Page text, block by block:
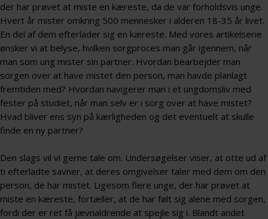
der har prøvet at miste en kæreste, da de var forholdsvis unge.
Hvert år mister omkring 500 mennesker i alderen 18-35 år livet.
En del af dem efterlader sig en kæreste. Med vores artikelserie
ønsker vi at belyse, hvilken sorgproces man går igennem, når
man som ung mister sin partner. Hvordan bearbejder man
sorgen over at have mistet den person, man havde planlagt
fremtiden med? Hvordan navigerer man i et ungdomsliv med
fester på studiet, når man selv er i sorg over at have mistet?
Hvad bliver ens syn på kærligheden og det eventuelt at skulle
finde en ny partner?
Den slags vil vi gerne tale om. Undersøgelser viser, at otte ud af
ti efterladte savner, at deres omgivelser taler med dem om den
person, de har mistet. Ligesom flere unge, der har prøvet at
miste en kæreste, fortæller, at de har følt sig alene med sorgen,
fordi der er ret få jævnaldrende at spejle sig i. Blandt andet